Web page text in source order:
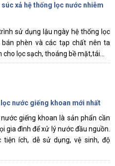
súc xả hệ thống lọc nước nhiễm
sử dụng lậu ngày hệ thống lọc
phèn và các tạp chất nên ta
lọc sạch, thoáng bề mặt,tái...
nước giếng khoan mới nhất
giếng khoan là sản phẩn cần
gia đình để xử lý nước đầu nguồn.
tiện ích, dễ sử dụng, vệ sinh, độ